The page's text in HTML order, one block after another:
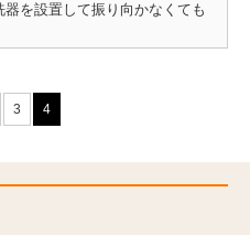
を設置して振り向かなくても
3 4